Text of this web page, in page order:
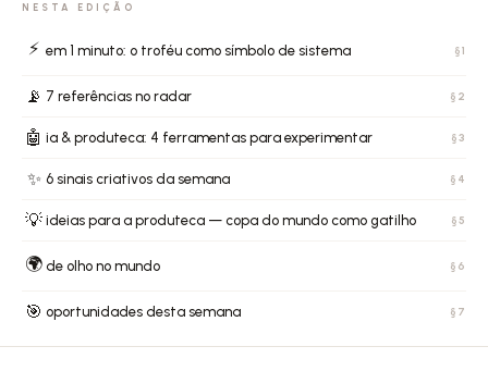
NESTA EDIÇÃO
⚡ em 1 minuto: o troféu como símbolo de sistema §1
📡 7 referências no radar §2
🤖 ia & produteca: 4 ferramentas para experimentar §3
✨ 6 sinais criativos da semana §4
💡 ideias para a produteca — copa do mundo como gatilho §5
🌍 de olho no mundo §6
🎯 oportunidades desta semana §7